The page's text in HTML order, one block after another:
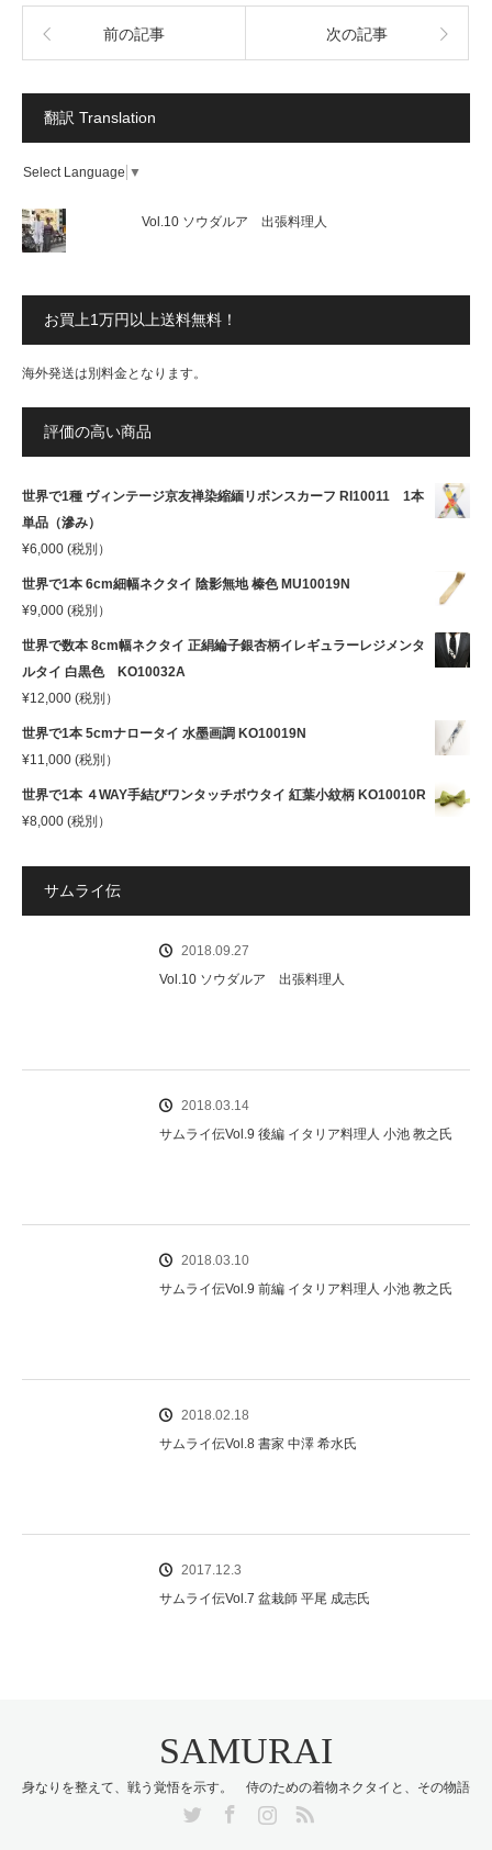
前の記事 次の記事
翻訳 Translation
Select Language ▼
Vol.10 ソウダルア 出張料理人
お買上1万円以上送料無料！
海外発送は別料金となります。
評価の高い商品
世界で1種 ヴィンテージ京友禅染縮緬リボンスカーフ RI10011 1本
単品（滲み）
¥6,000 (税別）
世界で1本 6cm細幅ネクタイ 陰影無地 榛色 MU10019N
¥9,000 (税別）
世界で数本 8cm幅ネクタイ 正絹綸子銀杏柄イレギュラーレジメンタ
ルタイ 白黒色 KO10032A
¥12,000 (税別）
世界で1本 5cmナロータイ 水墨画調 KO10019N
¥11,000 (税別）
世界で1本 ４WAY手結びワンタッチボウタイ 紅葉小紋柄 KO10010R
¥8,000 (税別）
サムライ伝
2018.09.27
Vol.10 ソウダルア 出張料理人
2018.03.14
サムライ伝Vol.9 後編 イタリア料理人 小池 教之氏
2018.03.10
サムライ伝Vol.9 前編 イタリア料理人 小池 教之氏
2018.02.18
サムライ伝Vol.8 書家 中澤 希水氏
2017.12.3
サムライ伝Vol.7 盆栽師 平尾 成志氏
SAMURAI
身なりを整えて、戦う覚悟を示す。 侍のための着物ネクタイと、その物語